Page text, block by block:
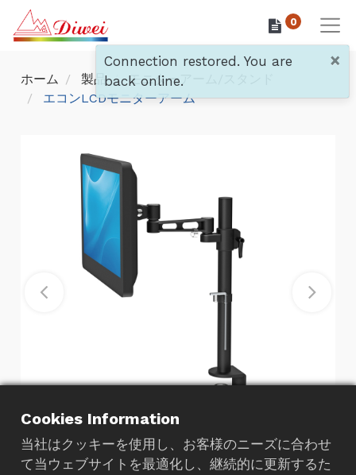
0
ホーム 製品
モニターアーム/スタンド
エコンLCDモニターアーム
Cookies Information
当社はクッキーを使用し、お客様のニーズに合わせ
て当ウェブサイトを最適化し、継続的に更新するた
×
Connection restored. You are
back online.